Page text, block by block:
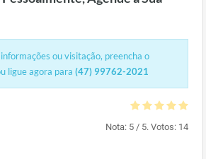
ou visitação, preencha o
ligue agora para (47) 99762-2021
Nota: 5 / 5. Votos: 14